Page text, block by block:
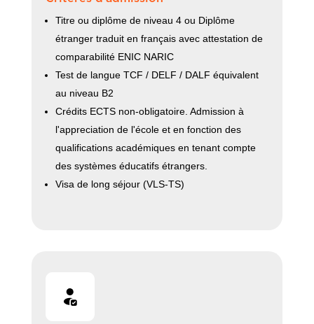
Titre ou diplôme de niveau 4 ou Diplôme
étranger traduit en français avec attestation de
comparabilité ENIC NARIC
Test de langue TCF / DELF / DALF équivalent
au niveau B2
Crédits ECTS non-obligatoire. Admission à
l'appreciation de l'école et en fonction des
qualifications académiques en tenant compte
des systèmes éducatifs étrangers.
Visa de long séjour (VLS-TS)